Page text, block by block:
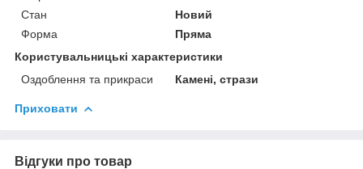
Стан
Новий
Форма
Пряма
Користувальницькі характеристики
Оздоблення та прикраси
Камені, стрази
Приховати
Відгуки про товар